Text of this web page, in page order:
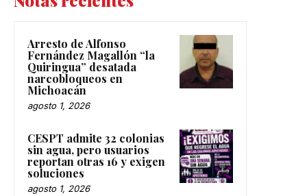
Arresto de Alfonso
Fernández Magallón “la
Quiringua” desatada
narcobloqueos en
Michoacán
agosto 1, 2026
CESPT admite 32 colonias
sin agua, pero usuarios
reportan otras 16 y exigen
soluciones
agosto 1, 2026